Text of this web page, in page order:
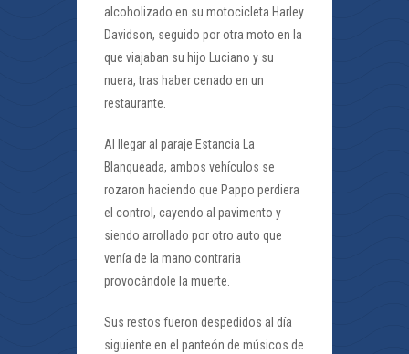
alcoholizado en su motocicleta Harley
Davidson, seguido por otra moto en la
que viajaban su hijo Luciano y su
nuera, tras haber cenado en un
restaurante.
Al llegar al paraje Estancia La
Blanqueada, ambos vehículos se
rozaron haciendo que Pappo perdiera
el control, cayendo al pavimento y
siendo arrollado por otro auto que
venía de la mano contraria
provocándole la muerte.
Sus restos fueron despedidos al día
siguiente en el panteón de músicos de